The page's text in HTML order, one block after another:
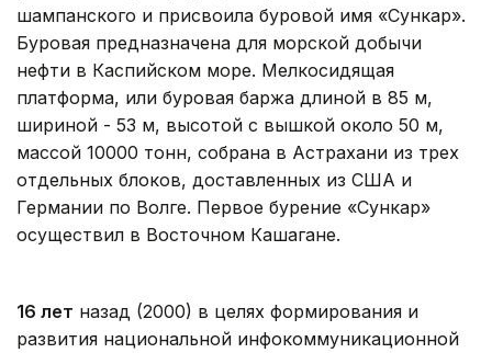
шампанского и присвоила буровой имя «Сункар».
Буровая предназначена для морской добычи
нефти в Каспийском море. Мелкосидящая
платформа, или буровая баржа длиной в 85 м,
шириной - 53 м, высотой с вышкой около 50 м,
массой 10000 тонн, собрана в Астрахани из трех
отдельных блоков, доставленных из США и
Германии по Волге. Первое бурение «Сункар»
осуществил в Восточном Кашагане.
16 лет назад (2000) в целях формирования и
развития национальной инфокоммуникационной